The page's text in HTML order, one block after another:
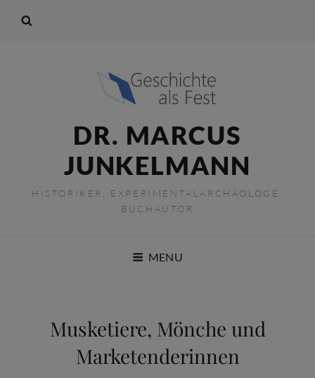
DR. MARCUS
JUNKELMANN
HISTORIKER, EXPERIMENTALARCHÄOLOGE,
BUCHAUTOR
MENU
Musketiere, Mönche und
Marketenderinnen